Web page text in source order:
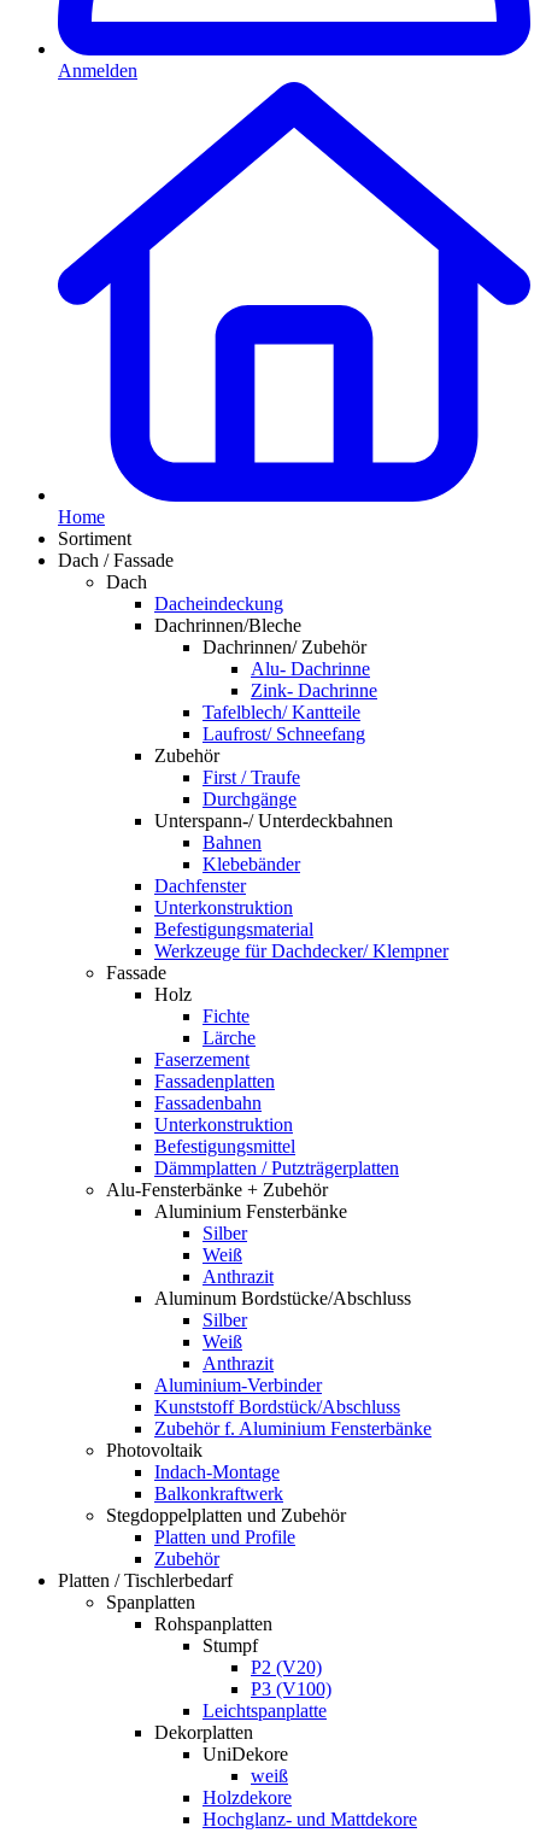
Anmelden
Home
Sortiment
Dach / Fassade
Dach
Dacheindeckung
Dachrinnen/Bleche
Dachrinnen/ Zubehör
Alu- Dachrinne
Zink- Dachrinne
Tafelblech/ Kantteile
Laufrost/ Schneefang
Zubehör
First / Traufe
Durchgänge
Unterspann-/ Unterdeckbahnen
Bahnen
Klebebänder
Dachfenster
Unterkonstruktion
Befestigungsmaterial
Werkzeuge für Dachdecker/ Klempner
Fassade
Holz
Fichte
Lärche
Faserzement
Fassadenplatten
Fassadenbahn
Unterkonstruktion
Befestigungsmittel
Dämmplatten / Putzträgerplatten
Alu-Fensterbänke + Zubehör
Aluminium Fensterbänke
Silber
Weiß
Anthrazit
Aluminum Bordstücke/Abschluss
Silber
Weiß
Anthrazit
Aluminium-Verbinder
Kunststoff Bordstück/Abschluss
Zubehör f. Aluminium Fensterbänke
Photovoltaik
Indach-Montage
Balkonkraftwerk
Stegdoppelplatten und Zubehör
Platten und Profile
Zubehör
Platten / Tischlerbedarf
Spanplatten
Rohspanplatten
Stumpf
P2 (V20)
P3 (V100)
Leichtspanplatte
Dekorplatten
UniDekore
weiß
Holzdekore
Hochglanz- und Mattdekore